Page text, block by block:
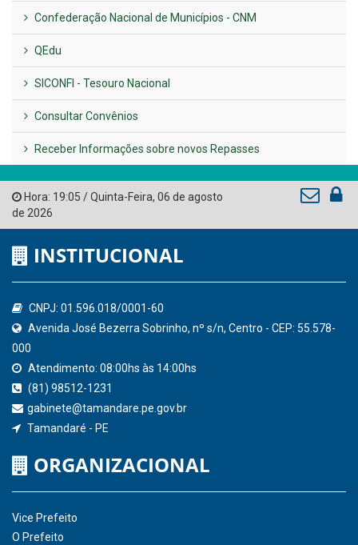
LINKS ÚTEIS
AMUPE
Governo de Pernambuco
Tribunal de Contas do Estado de Pernambuco
Ministério Público do Estado de Pernambuco
Controladoria-Geral da União
Confederação Nacional de Municípios - CNM
QEdu
Consultar Convênios
Receber Informações sobre novos Repasses
Hora:19:05/ Quinta-Feira,06 de agosto
de 2026
INSTITUCIONAL